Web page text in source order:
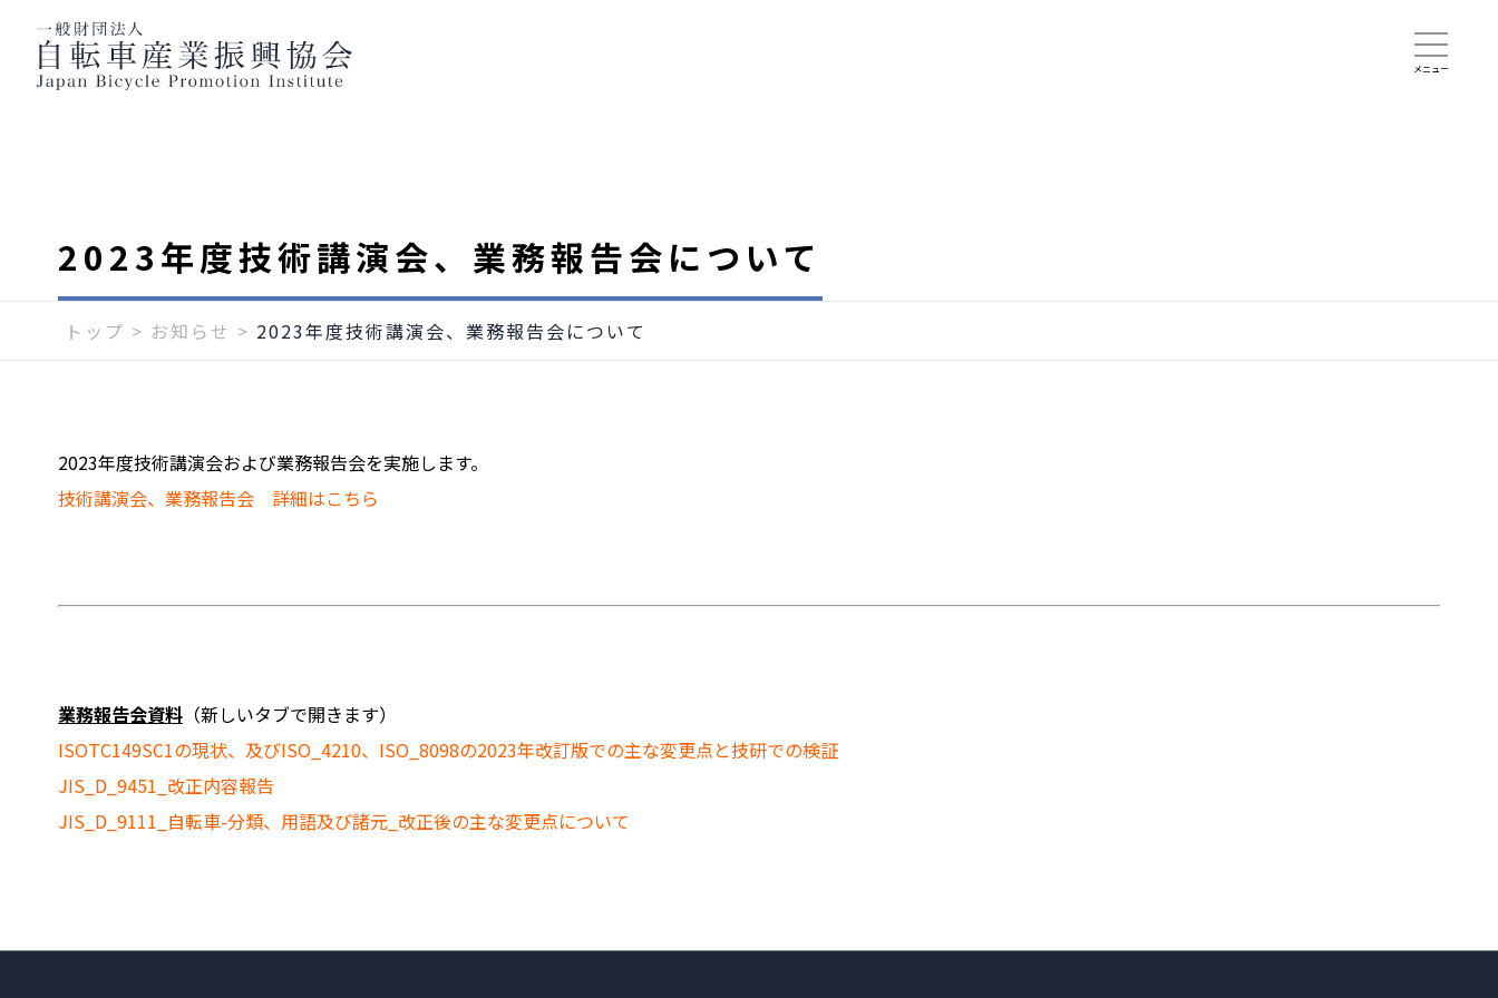
2023年度技術講演会、業務報告会について
トップ > お知らせ > 2023年度技術講演会、業務報告会について
2023年度技術講演会および業務報告会を実施します。
技術講演会、業務報告会 詳細はこちら
業務報告会資料 （新しいタブで開きます）
ISOTC149SC1の現状、及びISO_4210、ISO_8098の2023年改訂版での主な変更点と技研での検証
JIS_D_9451_改正内容報告
JIS_D_9111_自転車-分類、用語及び諸元_改正後の主な変更点について